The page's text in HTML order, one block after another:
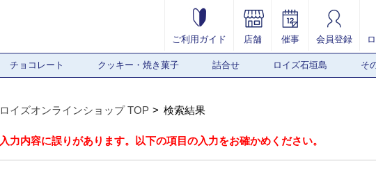
ご利用ガイド 店舗 催事 会員登録
チョコレート クッキー・焼き菓子 詰合せ ロイズ石垣島 そ
ロイズオンラインショップ TOP 検索結果
入力内容に誤りがあります。以下の項目の入力をお確かめください。